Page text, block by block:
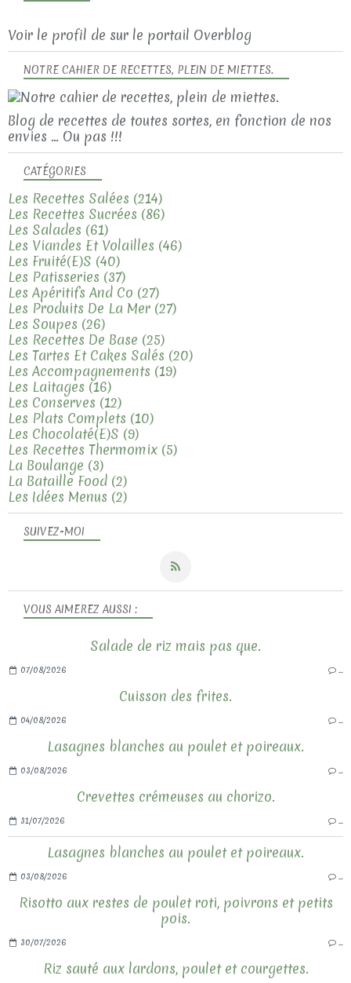
SUIVEZ-MOI
NOTRE CAHIER DE RECETTES, PLEIN DE MIETTES.
Blog de recettes de toutes sortes, en fonction de nos
envies ... Ou pas !!!
Voir le profil de sur le portail Overblog
VOUS AIMEREZ AUSSI :
Salade de riz mais pas que.
07/08/2026
Cuisson des frites.
04/08/2026
Lasagnes blanches au poulet et poireaux.
03/08/2026
Crevettes crémeuses au chorizo.
31/07/2026
Lasagnes blanches au poulet et poireaux.
03/08/2026
Risotto aux restes de poulet roti, poivrons et petits
pois.
30/07/2026
Riz sauté aux lardons, poulet et courgettes.
CATÉGORIES
Les Recettes Salées (214)
Les Recettes Sucrées (86)
Les Salades (61)
Les Viandes Et Volailles (46)
Les Fruité(e)s (40)
Les Patisseries (37)
Les Apéritifs And Co (27)
Les Produits De La Mer (27)
Les Soupes (26)
Les Recettes De Base (25)
Les Tartes Et Cakes Salés (20)
Les Accompagnements (19)
Les Laitages (16)
Les Conserves (12)
Les Plats Complets (10)
Les Chocolaté(e)s (9)
Les Recettes Thermomix (5)
La Boulange (3)
La Bataille Food (2)
Les Idées Menus (2)